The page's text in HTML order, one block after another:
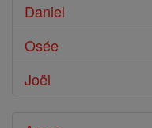
Daniel
Osée
Joël